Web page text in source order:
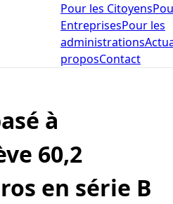
Pour les Citoyens
EntreprisesPour les
administrations
proposContact
à
60,2
en série B